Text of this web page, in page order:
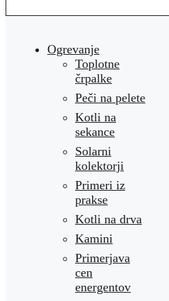
Ogrevanje
Toplotne
črpalke
Peči na pelete
Kotli na
sekance
Solarni
kolektorji
Primeri iz
prakse
Kotli na drva
Kamini
Primerjava
cen
energentov